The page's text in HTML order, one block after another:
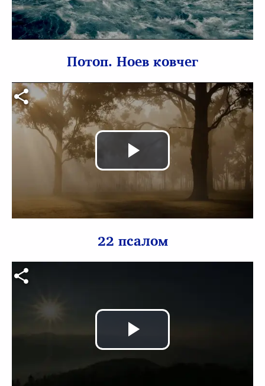
видео
Потоп. Ноев ковчег
Видео файл
видео
22 псалом
Видео файл